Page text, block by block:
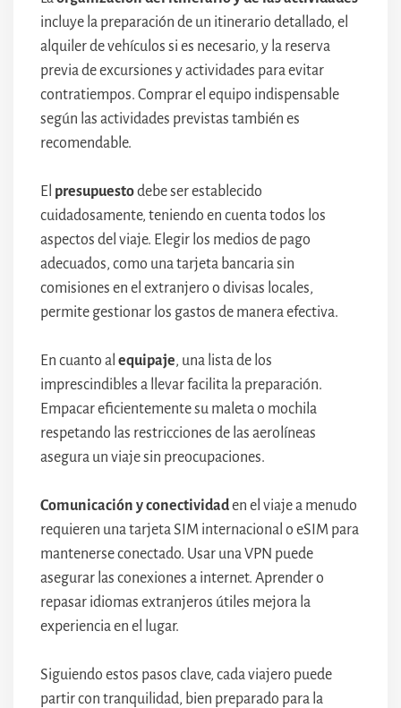
incluye la preparación de un itinerario detallado, el
alquiler de vehículos si es necesario, y la reserva
previa de excursiones y actividades para evitar
contratiempos. Comprar el equipo indispensable
según las actividades previstas también es
recomendable.
El presupuestodebe ser establecido
cuidadosamente, teniendo en cuenta todos los
aspectos del viaje. Elegir los medios de pago
adecuados, como una tarjeta bancaria sin
comisiones en el extranjero o divisas locales,
permite gestionar los gastos de manera efectiva.
En cuanto al equipaje, una lista de los
imprescindibles a llevar facilita la preparación.
Empacar eficientemente su maleta o mochila
respetando las restricciones de las aerolíneas
asegura un viaje sin preocupaciones.
Comunicación y conectividaden el viaje a menudo
requieren una tarjeta SIM internacional o eSIM para
mantenerse conectado. Usar una VPN puede
asegurar las conexiones a internet. Aprender o
repasar idiomas extranjeros útiles mejora la
experiencia en el lugar.
Siguiendo estos pasos clave, cada viajero puede
partir con tranquilidad, bien preparado para la